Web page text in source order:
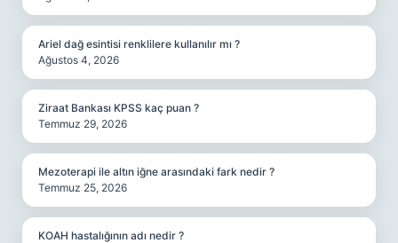
Ariel dağ esintisi renklilere kullanılır mı ?
Ağustos 4, 2026
Ziraat Bankası KPSS kaç puan ?
Temmuz 29, 2026
Mezoterapi ile altın iğne arasındaki fark nedir ?
Temmuz 25, 2026
KOAH hastalığının adı nedir ?